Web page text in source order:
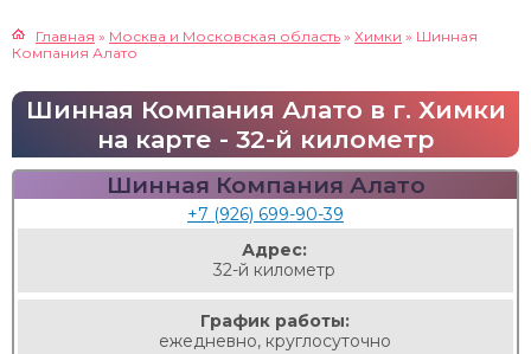
Главная » Москва и Московская область » Химки » Шинная
Компания Алато
Шинная Компания Алато в г. Химки
на карте - 32-й километр
Шинная Компания Алато
+7 (926) 699-90-39
Адрес:
32-й километр
График работы:
ежедневно, круглосуточно